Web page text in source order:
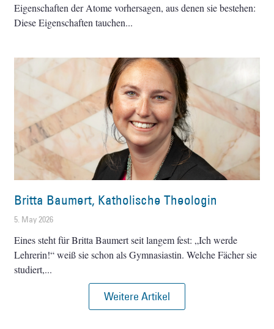
Eigenschaften der Atome vorhersagen, aus denen sie bestehen:
Diese Eigenschaften tauchen
Britta Baumert, Katholische Theologin
5. May 2026
Eines steht für Britta Baumert seit langem fest: „Ich werde
Lehrerin!“ weiß sie schon als Gymnasiastin. Welche Fächer sie
studiert,
Weitere Artikel